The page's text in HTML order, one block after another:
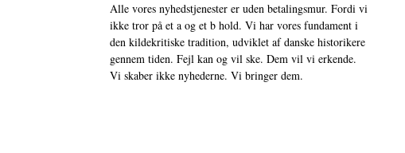
Alle vores nyhedstjenester er uden betalingsmur. Fordi vi
ikke tror på et a og et b hold. Vi har vores fundament i
den kildekritiske tradition, udviklet af danske historikere
gennem tiden. Fejl kan og vil ske. Dem vil vi erkende.
Vi skaber ikke nyhederne. Vi bringer dem.